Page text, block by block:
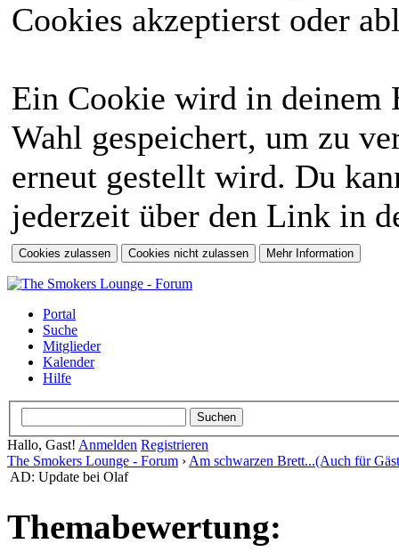
Cookies akzeptierst oder
Ein Cookie wird in deinem
Wahl gespeichert, um zu
erneut gestellt wird. Du
jederzeit über den Link in
Portal
Suche
Mitglieder
Kalender
Hilfe
Hallo, Gast! Anmelden Registrieren
The Smokers Lounge - Forum › Am schwarzen Brett...(Auch für
AD: Update bei Olaf
Themabewertung: